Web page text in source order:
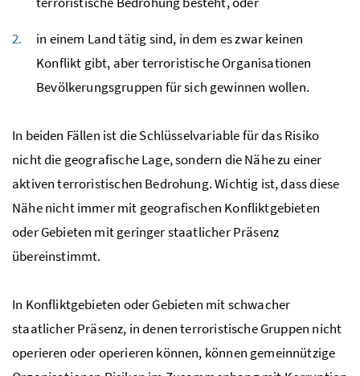
in einem Land tätig sind, in dem es zwar keinen
Konflikt gibt, aber terroristische Organisationen
Bevölkerungsgruppen für sich gewinnen wollen.
In beiden Fällen ist die Schlüsselvariable für das Risiko
nicht die geografische Lage, sondern die Nähe zu einer
aktiven terroristischen Bedrohung. Wichtig ist, dass diese
Nähe nicht immer mit geografischen Konfliktgebieten
oder Gebieten mit geringer staatlicher Präsenz
übereinstimmt.
In Konfliktgebieten oder Gebieten mit schwacher
staatlicher Präsenz, in denen terroristische Gruppen nicht
operieren oder operieren können, können gemeinnützige